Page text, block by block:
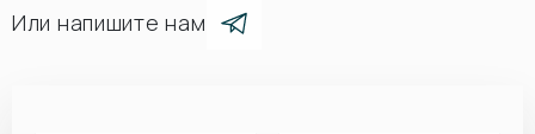
Или напишите нам